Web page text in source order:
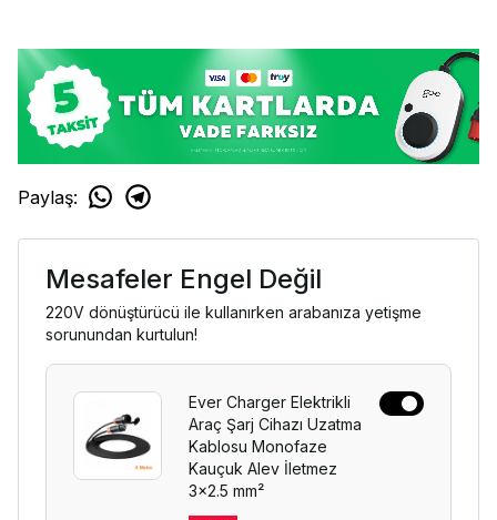
Paylaş:
Mesafeler Engel Değil
220V dönüştürücü ile kullanırken arabanıza yetişme
sorunundan kurtulun!
Ever Charger Elektrikli
Araç Şarj Cihazı Uzatma
Kablosu Monofaze
Kauçuk Alev İletmez
3x2.5 mm²